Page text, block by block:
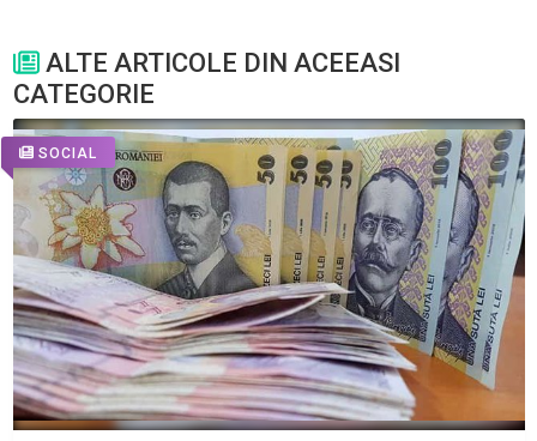
ALTE ARTICOLE DIN ACEEASI
CATEGORIE
SOCIAL